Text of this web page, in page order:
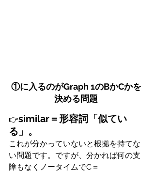
①に入るのがGraph 1のBかCかを
決める問題
👉similar＝形容詞「似てい
る」。
これが分かっていないと根拠を持てな
い問題です。ですが、分かれば何の支
障もなくノータイムでC＝